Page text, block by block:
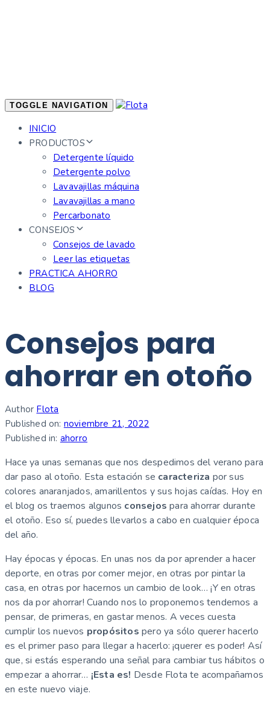
TOGGLE NAVIGATION
INICIO
PRODUCTOS
Detergente líquido
Detergente polvo
Lavavajillas máquina
Lavavajillas a mano
Percarbonato
CONSEJOS
Consejos de lavado
Leer las etiquetas
PRACTICA AHORRO
BLOG
Consejos para
ahorrar en otoño
Author Flota
Published on: noviembre 21, 2022
Published in: ahorro
Hace ya unas semanas que nos despedimos del verano para
dar paso al otoño. Esta estación se caracteriza por sus
colores anaranjados, amarillentos y sus hojas caídas. Hoy en
el blog os traemos algunos consejos para ahorrar durante
el otoño. Eso sí, puedes llevarlos a cabo en cualquier época
del año.
Hay épocas y épocas. En unas nos da por aprender a hacer
deporte, en otras por comer mejor, en otras por pintar la
casa, en otras por hacernos un cambio de look… ¡Y en otras
nos da por ahorrar! Cuando nos lo proponemos tendemos a
pensar, de primeras, en gastar menos. A veces cuesta
cumplir los nuevos propósitos pero ya sólo querer hacerlo
es el primer paso para llegar a hacerlo: ¡querer es poder! Así
que, si estás esperando una señal para cambiar tus hábitos o
empezar a ahorrar… ¡Esta es! Desde Flota te acompañamos
en este nuevo viaje.